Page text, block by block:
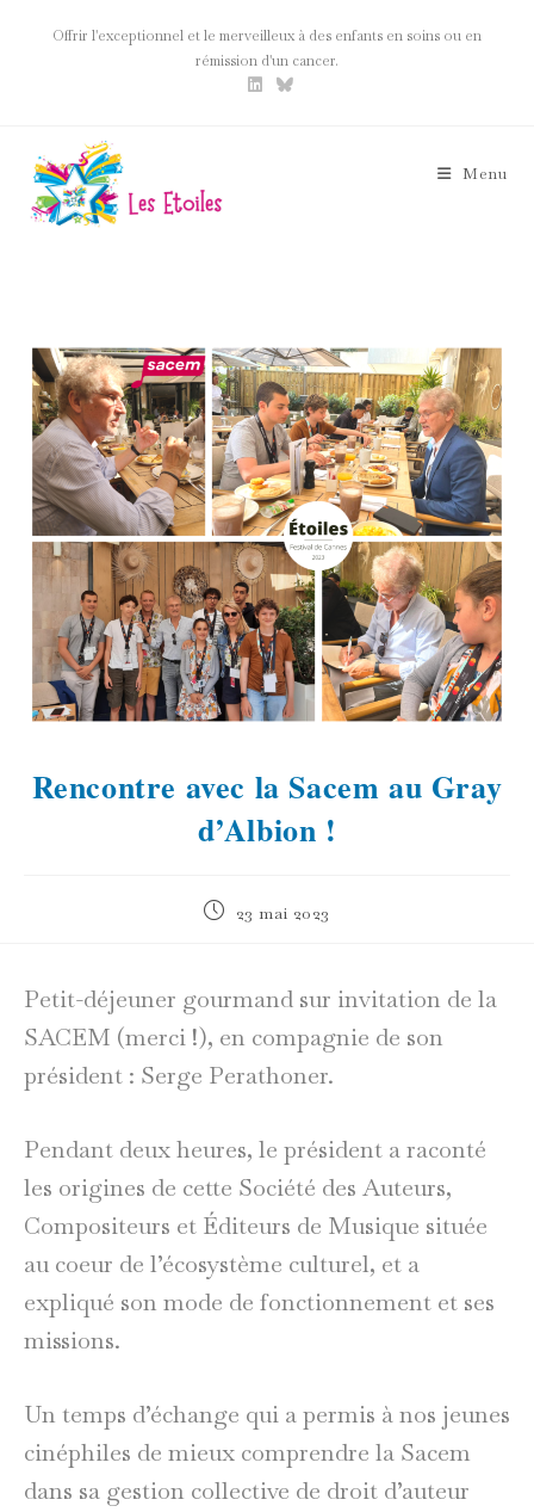
Offrir l'exceptionnel et le merveilleux à des enfants en soins ou en
rémission d'un cancer.
Menu
Rencontre avec la Sacem au Gray
d’Albion !
Publication
23 mai 2023
Petit-déjeuner gourmand sur invitation de la
SACEM (merci !), en compagnie de son
président : Serge Perathoner.
Pendant deux heures, le président a raconté
les origines de cette Société des Auteurs,
Compositeurs et Éditeurs de Musique située
au coeur de l’écosystème culturel, et a
expliqué son mode de fonctionnement et ses
missions.
Un temps d’échange qui a permis à nos jeunes
cinéphiles de mieux comprendre la Sacem
dans sa gestion collective de droit d’auteur